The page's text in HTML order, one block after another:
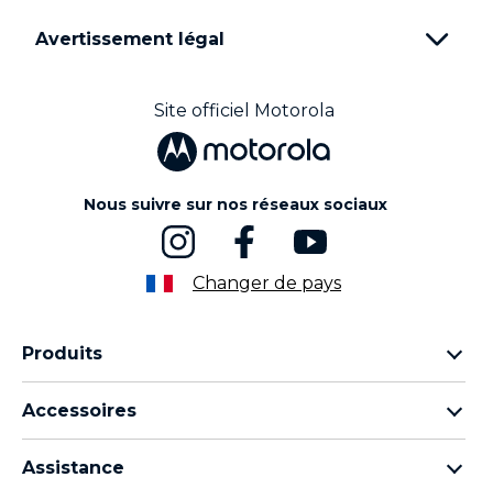
Avertissement légal
Site officiel Motorola
Nous suivre sur nos réseaux sociaux
Changer de pays
Produits
Famille Moto g
Accessoires
Assistance